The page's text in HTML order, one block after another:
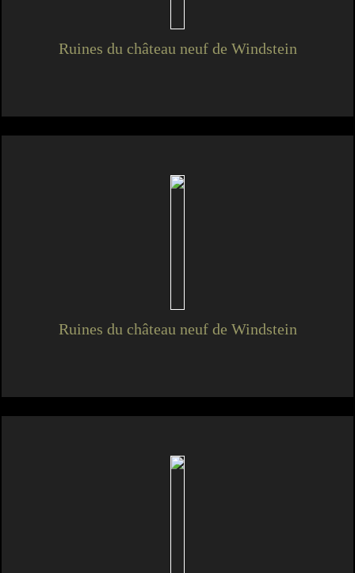
Ruines du château neuf de Windstein
Ruines du château neuf de Windstein